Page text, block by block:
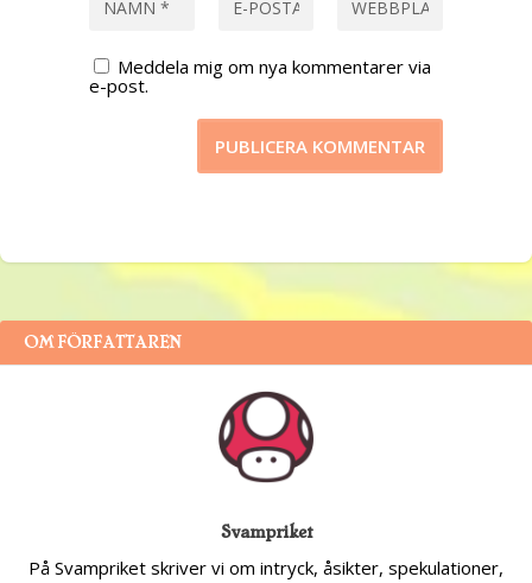
Meddela mig om nya kommentarer via
e-post.
OM FÖRFATTAREN
Svampriket
På Svampriket skriver vi om intryck, åsikter, spekulationer,